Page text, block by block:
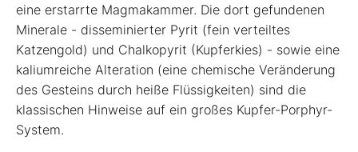
eine erstarrte Magmakammer. Die dort gefundenen
Minerale - disseminierter Pyrit (fein verteiltes
Katzengold) und Chalkopyrit (Kupferkies) - sowie eine
kaliumreiche Alteration (eine chemische Veränderung
des Gesteins durch heiße Flüssigkeiten) sind die
klassischen Hinweise auf ein großes Kupfer-Porphyr-
System.